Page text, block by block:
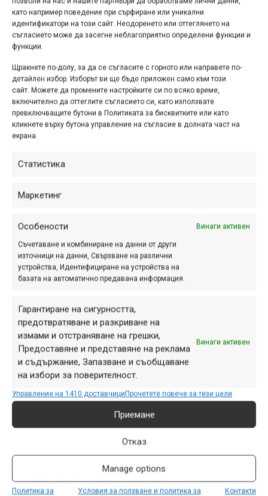
като например поведение при сърфиране или уникални
идентификатори на този сайт. Неодоренето или оттеглянето на
съгласието може да засегне неблагоприятно определени функции и
функции.
Щракнете по-долу, за да се съгласите с горното или направете по-
детайлен избор. Изборът ви ще бъде приложен само към този
сайт. Можете да промените настройките си по всяко време,
включително да оттеглите съгласието си, като използвате
превключващите бутони в Политиката за бисквитките или като
кликнете върху бутона управление на съгласие в долната част на
екрана.
Статистика
Маркетинг
Особености Винаги активен
Съчетаване и комбиниране на данни от други
източници на данни, Свързване на различни
устройства, Идентифициране на устройства на
базата на автоматично предавана информация.
Гарантиране на сигурността,
предотвратяване и разкриване на
измами и отстраняване на грешки,
Предоставяне и представяне на реклама
и съдържание, Запазване и съобщаване
на избори за поверителност.
Винаги активен
Управление на 1410 доставчициПрочетете повече за тези цели
Приемане
Отказ
Manage options
Политика за
Условия за ползване и политика за
Контакти
ян. 25, 2026 at 12:11. 0
сме ние и какво сме забъркали?
Крива Спица, Smolyan MTB и Free
Wheel Project, обединяват сили в
един нов за България...
добави нови педали с автомати в
серията XTR. Моделът PD-M9220 е
насочен към хора с АМ/ендуро
най-добри характеристики от
педалите си,...
Най-напрегнатия сезон
досега – 2025 UCI Enduro
World Cup
окт. 12, 2025 at 09:24.
Това кратко видео показва някои от
най-интересните моменти от